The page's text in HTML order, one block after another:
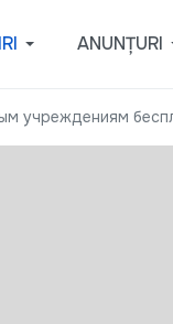
ANUNȚURI
учреждениям